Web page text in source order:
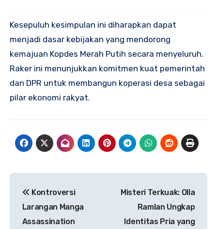
Kesepuluh kesimpulan ini diharapkan dapat
menjadi dasar kebijakan yang mendorong
kemajuan Kopdes Merah Putih secara menyeluruh.
Raker ini menunjukkan komitmen kuat pemerintah
dan DPR untuk membangun koperasi desa sebagai
pilar ekonomi rakyat.
pos
Kontroversi
Larangan Manga
Assassination
Misteri Terkuak: Olla
Ramlan Ungkap
Identitas Pria yang